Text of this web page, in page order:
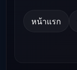
หน้าแรก